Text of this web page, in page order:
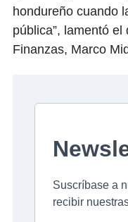
hondureño cuando
pública”, lamentó
Finanzas, Marco